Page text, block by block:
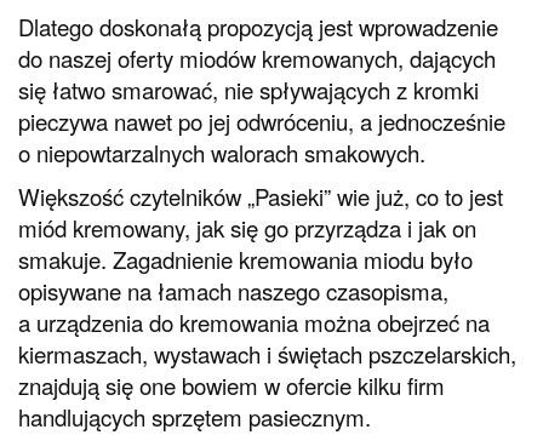
Dlatego doskonałą propozycją jest wprowadzenie
do naszej oferty miodów kremowanych, dających
się łatwo smarować, nie spływających z kromki
pieczywa nawet po jej odwróceniu, a jednocześnie
o niepowtarzalnych walorach smakowych.
Większość czytelników „Pasieki” wie już, co to jest
miód kremowany, jak się go przyrządza i jak on
smakuje. Zagadnienie kremowania miodu było
opisywane na łamach naszego czasopisma,
a urządzenia do kremowania można obejrzeć na
kiermaszach, wystawach i świętach pszczelarskich,
znajdują się one bowiem w ofercie kilku firm
handlujących sprzętem pasiecznym.